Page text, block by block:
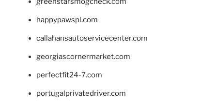
happypawspl.com
callahansautoservicecenter.com
georgiascornermarket.com
perfectfit24-7.com
portugalprivatedriver.com